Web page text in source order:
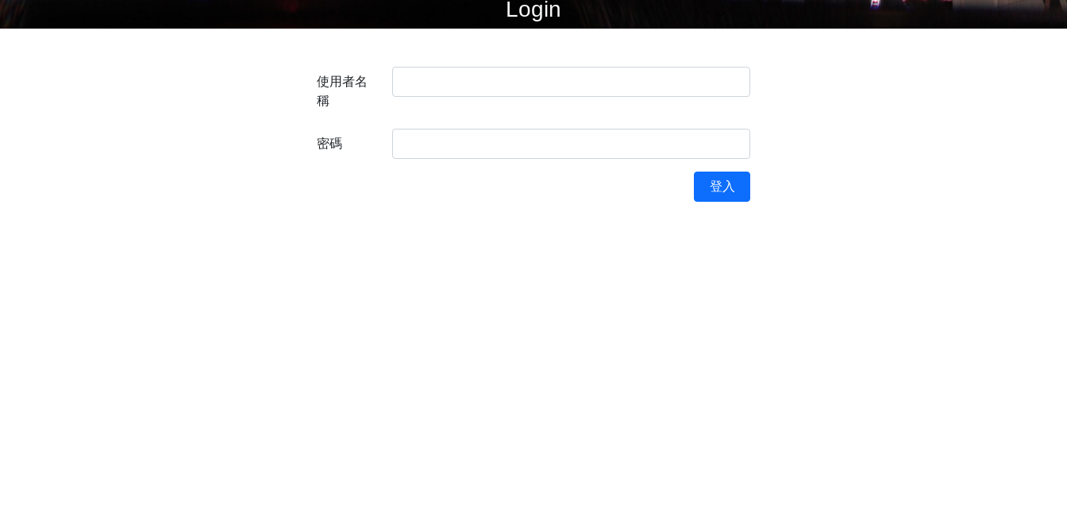
Login
使用者名
稱
密碼